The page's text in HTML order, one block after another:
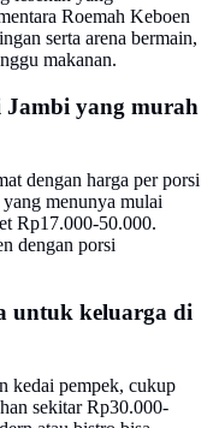
Roemah Keboen
serta arena bermain,
makanan.
yang murah
dengan harga per porsi
menunya mulai
Rp17.000-50.000.
dengan porsi
untuk keluarga di
kedai pempek, cukup
sekitar Rp30.000-